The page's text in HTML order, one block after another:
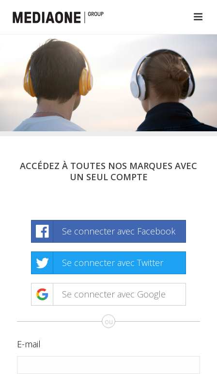
ACCÉDEZ À TOUTES NOS MARQUES AVEC
UN SEUL COMPTE
Se connecter avec Facebook
Se connecter avec Twitter
Se connecter avec Google
ou
E-mail